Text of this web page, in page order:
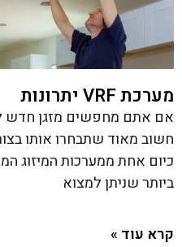
מערכת VRF יתרונות
אם אתם מחפשים מזגן חדש
חשוב מאוד שתבחרו אותו
כיום אחת ממערכות המיזוג
ביותר שניתן למצוא
קרא עוד »